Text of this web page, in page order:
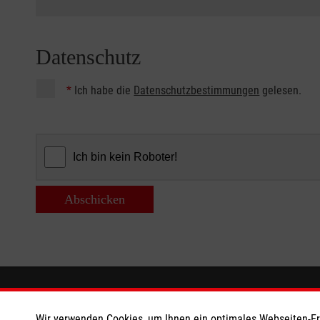
Datenschutz
* Ich habe die Datenschutzbestimmungen gelesen.
Abschicken